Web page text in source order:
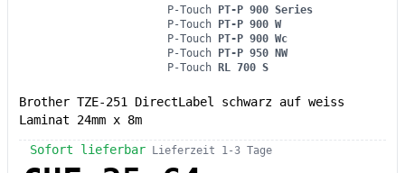
P-Touch PT-P 900 Series
P-Touch PT-P 900 W
P-Touch PT-P 900 Wc
P-Touch PT-P 950 NW
P-Touch RL 700 S
Brother TZE-251 DirectLabel schwarz auf weiss
Laminat 24mm x 8m
Sofort lieferbar Lieferzeit 1-3 Tage